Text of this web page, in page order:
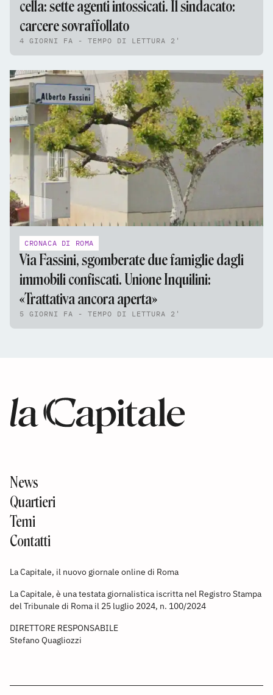
cella: sette agenti intossicati. Il sindacato:
carcere sovraffollato
4 GIORNI FA - TEMPO DI LETTURA 2'
CRONACA DI ROMA
Via Fassini, sgomberate due famiglie dagli
immobili confiscati. Unione Inquilini:
«Trattativa ancora aperta»
5 GIORNI FA - TEMPO DI LETTURA 2'
News
Quartieri
Temi
Contatti
La Capitale, il nuovo giornale online di Roma
La Capitale, è una testata giornalistica iscritta nel Registro Stampa
del Tribunale di Roma il 25 luglio 2024, n. 100/2024
DIRETTORE RESPONSABILE
Stefano Quagliozzi